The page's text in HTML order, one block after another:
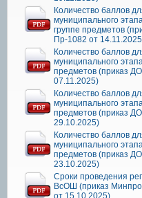
Количество баллов
муниципального
группе предметов
Пр-1082 от
Количество баллов
муниципального
предметов (приказ
07.11.2025)
Количество баллов
муниципального
предметов (приказ
29.10.2025)
Количество баллов
муниципального
предметов (приказ
23.10.2025)
Сроки проведения
ВсОШ (приказ
от 15.10.2025)